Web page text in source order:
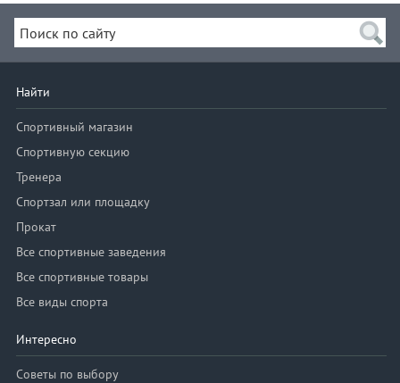
Найти
Спортивный магазин
Спортивную секцию
Тренера
Спортзал или площадку
Прокат
Все спортивные заведения
Все спортивные товары
Все виды спорта
Интересно
Советы по выбору